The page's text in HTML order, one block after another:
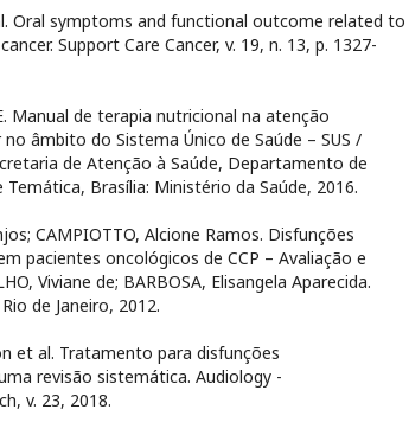
Oral symptoms and functional outcome related to
Support Care Cancer, v. 19, n. 13, p. 1327-
Manual de terapia nutricional na atenção
âmbito do Sistema Único de Saúde – SUS /
de Atenção à Saúde, Departamento de
Temática, Brasília: Ministério da Saúde, 2016.
CAMPIOTTO, Alcione Ramos. Disfunções
pacientes oncológicos de CCP – Avaliação e
Viviane de; BARBOSA, Elisangela Aparecida.
de Janeiro, 2012.
et al. Tratamento para disfunções
revisão sistemática. Audiology -
v. 23, 2018.